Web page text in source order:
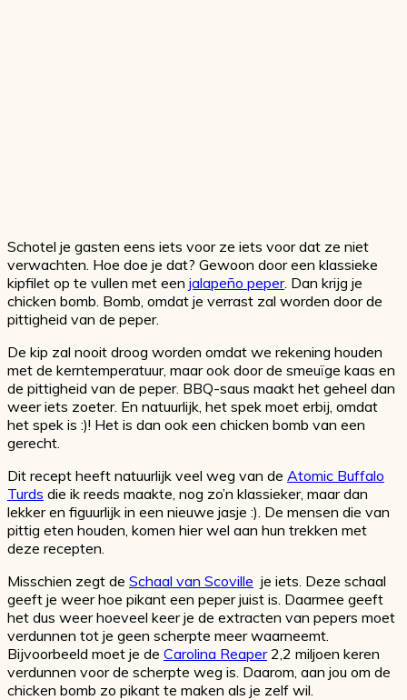
Schotel je gasten eens iets voor ze iets voor dat ze niet
verwachten. Hoe doe je dat? Gewoon door een klassieke
kipfilet op te vullen met een jalapeño peper. Dan krijg je
chicken bomb. Bomb, omdat je verrast zal worden door de
pittigheid van de peper.
De kip zal nooit droog worden omdat we rekening houden
met de kerntemperatuur, maar ook door de smeuïge kaas en
de pittigheid van de peper. BBQ-saus maakt het geheel dan
weer iets zoeter. En natuurlijk, het spek moet erbij, omdat
het spek is :)! Het is dan ook een chicken bomb van een
gerecht.
Dit recept heeft natuurlijk veel weg van de Atomic Buffalo
Turds die ik reeds maakte, nog zo’n klassieker, maar dan
lekker en figuurlijk in een nieuwe jasje :). De mensen die van
pittig eten houden, komen hier wel aan hun trekken met
deze recepten.
Misschien zegt de Schaal van Scoville je iets. Deze schaal
geeft je weer hoe pikant een peper juist is. Daarmee geeft
het dus weer hoeveel keer je de extracten van pepers moet
verdunnen tot je geen scherpte meer waarneemt.
Bijvoorbeeld moet je de Carolina Reaper2,2 miljoen keren
verdunnen voor de scherpte weg is. Daarom, aan jou om de
chicken bomb zo pikant te maken als je zelf wil.